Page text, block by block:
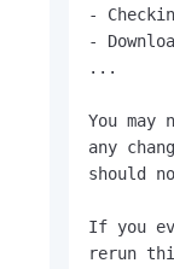
-
-
...
You
any
should
If you
rerun